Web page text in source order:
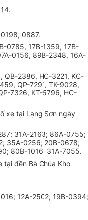
0887.
0785, 17B-1359, 17B-
0156, 89B-2348, 16A-
QB-2386, HC-3221, KC-
QP-7291, TK-9028,
7326, KT-5796, HC-
xe tại Lạng Sơn ngày
31A-2163; 86A-0755;
35A-0256; 20B-0678;
80B-1016; 31A-7055.
tại đền Bà Chúa Kho
12A-2502; 19B-0394;